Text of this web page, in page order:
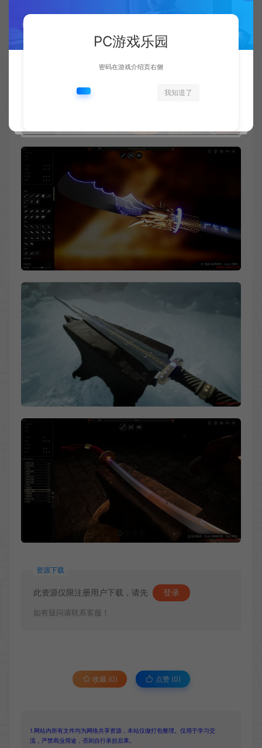
资源下载
此资源仅限注册用户下载，请先 登录
如有疑问请联系客服！
收藏 (0) 点赞 (0)
1.网站内所有文件均为网络共享资源，本站仅做打包整理。仅用于学习交
流，严禁商业用途，否则自行承担后果。
PC游戏乐园
密码在游戏介绍页右侧
我知道了